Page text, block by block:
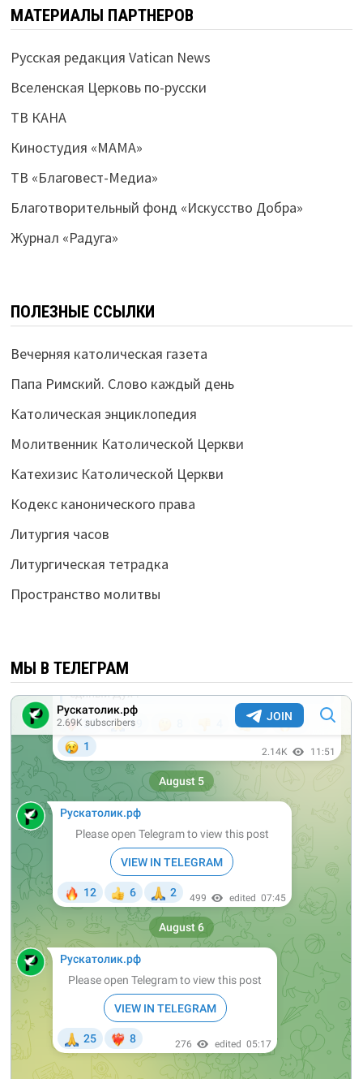
МАТЕРИАЛЫ ПАРТНЕРОВ
Русская редакция Vatican News
Вселенская Церковь по-русски
ТВ КАНА
Киностудия «МАМА»
ТВ «Благовест-Медиа»
Благотворительный фонд «Искусство Добра»
Журнал «Радуга»
ПОЛЕЗНЫЕ ССЫЛКИ
Вечерняя католическая газета
Папа Римский. Слово каждый день
Католическая энциклопедия
Молитвенник Католической Церкви
Катехизис Католической Церкви
Кодекс канонического права
Литургия часов
Литургическая тетрадка
Пространство молитвы
МЫ В ТЕЛЕГРАМ